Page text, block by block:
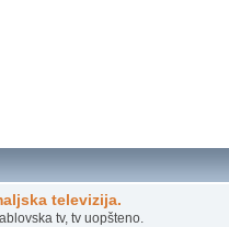
televizija.
tv, tv uopšteno.